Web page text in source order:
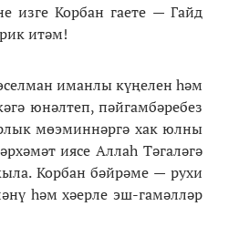
изге Корбан гаете — Гайд
итәм!
иманлы күңелен һәм
юнәлтеп, пәйгамбәребез
мөэминнәргә хак юлны
иясе Аллаһ Тәгаләгә
Корбан бәйрәме — рухи
һәм хәерле эш-гамәлләр